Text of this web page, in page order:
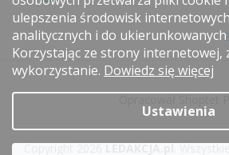
ulepszenia środowisk
analitycznych i do
Korzystając ze strony internetowej,
wykorzystanie. Dowiedz się więcej
Ustawienia
Copyright 2026LEDAKCJA.pl.